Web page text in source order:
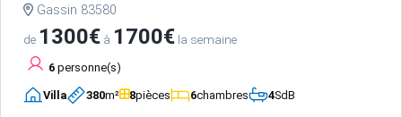
Gassin 83580
de 1300€ à 1700€ la semaine
6 personne(s)
Villa 380m² 8pièces 6chambres 4SdB